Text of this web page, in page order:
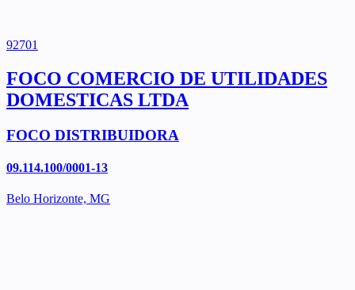
92701
FOCO COMERCIO DE UTILIDADES
DOMESTICAS LTDA
FOCO DISTRIBUIDORA
09.114.100/0001-13
Belo Horizonte, MG